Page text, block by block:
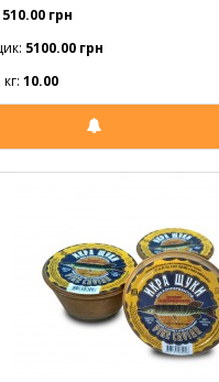
510.00 грн
5100.00 грн
10.00